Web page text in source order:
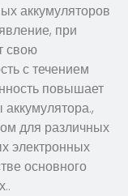
аккумуляторов
при
свою
с течением
повышает
для различных
электронных
основного